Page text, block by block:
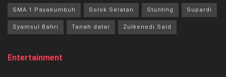
SMA 1 Payakumbuh Solok Selatan Stunting Supardi
Syamsul Bahri Tanah datar Zulkenedi Said
Entertainment